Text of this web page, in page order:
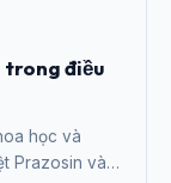
trong điều
học và
Prazosin và